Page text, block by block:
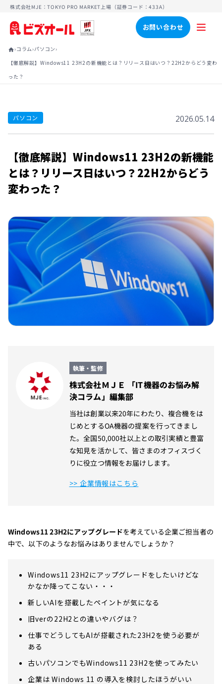
株式会社MJE：TOKYO PRO MARKET上場（証券コード：433A）
お問い合わせ
home›コラム›パソコン›
【徹底解説】Windows11 23H2の新機能とは？リリース日はいつ？22H2からどう変わ
った？
パソコン 2026.05.14
【徹底解説】Windows11 23H2の新機能
とは？リリース日はいつ？22H2からどう
変わった？
執筆・監修
株式会社ＭＪＥ 「IT機器のお悩み解
決コラム」編集部
当社は創業以来20年にわたり、複合機をは
じめとするOA機器の提案を行ってきまし
た。全国50,000社以上との取引実績と豊富
な知見を活かして、皆さまのオフィスづく
りに役立つ情報をお届けします。
>> 企業情報はこちら
Windows11 23H2にアップグレードを考えている企業ご担当者の
中で、以下のようなお悩みはありませんでしょうか？
Windows11 23H2にアップグレードをしたいけどな
かなか降ってこない・・・
新しいAIを搭載したペイントが気になる
旧verの22H2との違いやバグは？
仕事でどうしてもAIが搭載された23H2を使う必要が
ある
古いパソコンでもWindows11 23H2を使ってみたい
企業は Windows 11 の導入を検討したほうがいい